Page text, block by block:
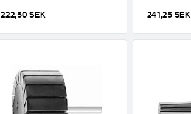
222,50 SEK 241,25 SEK